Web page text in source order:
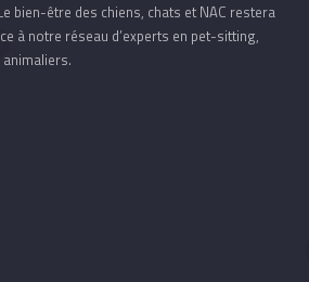
bien-être des chiens, chats et NAC restera
à notre réseau d’experts en pet-sitting,